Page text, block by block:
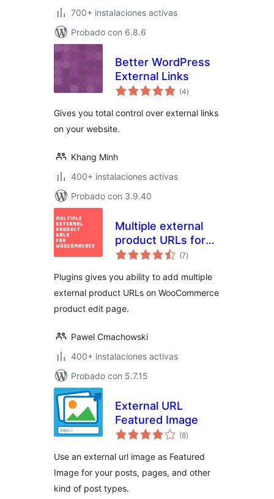
700+ instalaciones activas
Probado con 6.8.6
Better WordPress
External Links
(4valoraciones
en
)
Gives you total control over external links
on your website.
Khang Minh
400+ instalaciones activas
Probado con 3.9.40
Multiple external
product URLs for
WooCommerce
(7valoraciones
en
)
Plugins gives you ability to add multiple
external product URLs on WooCommerce
product edit page.
Pawel Cmachowski
400+ instalaciones activas
Probado con 5.7.15
External URL
Featured Image
(8valoraciones
en
)
Use an external url image as Featured
Image for your posts, pages, and other
kind of post types.